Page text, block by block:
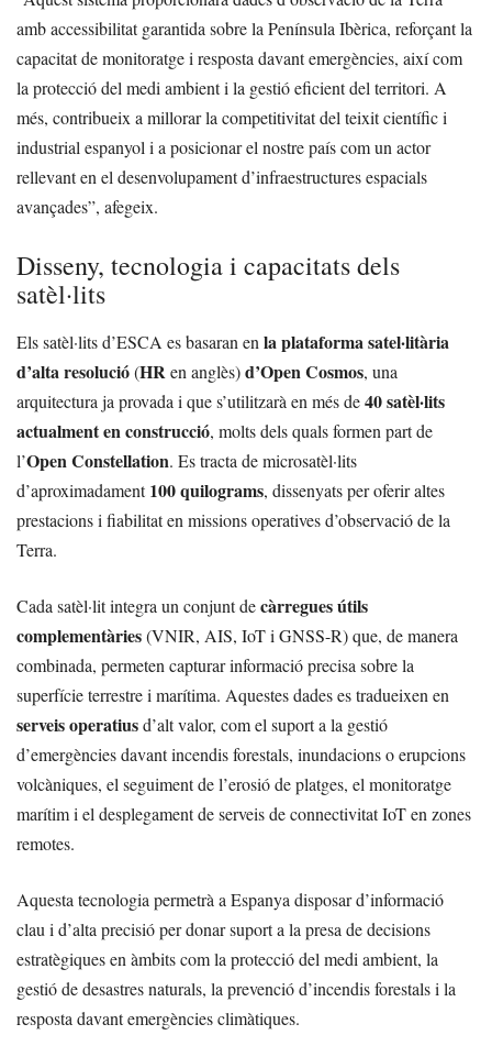
amb accessibilitat garantida sobre la Península Ibèrica, reforçant la
capacitat de monitoratge i resposta davant emergències, així com
la protecció del medi ambient i la gestió eficient del territori. A
més, contribueix a millorar la competitivitat del teixit científic i
industrial espanyol i a posicionar el nostre país com un actor
rellevant en el desenvolupament d’infraestructures espacials
avançades”, afegeix.
Disseny, tecnologia i capacitats dels
satèl·lits
Els satèl·lits d’ESCA es basaran en la plataforma satel·litària
d’alta resolució(HR en anglès)d’Open Cosmos, una
arquitectura ja provada i que s’utilitzarà en més de40 satèl·lits
actualment en construcció, molts dels quals formen part de
l’Open Constellation. Es tracta de microsatèl·lits
d’aproximadament100 quilograms, dissenyats per oferir altes
prestacions i fiabilitat en missions operatives d’observació de la
Terra.
Cada satèl·lit integra un conjunt decàrregues útils
complementàries(VNIR, AIS, IoT i GNSS-R) que, de manera
combinada, permeten capturar informació precisa sobre la
superfície terrestre i marítima. Aquestes dades es tradueixen en
serveis operatiusd’alt valor, com el suport a la gestió
d’emergències davant incendis forestals, inundacions o erupcions
volcàniques, el seguiment de l’erosió de platges, el monitoratge
marítim i el desplegament de serveis de connectivitat IoT en zones
remotes.
Aquesta tecnologia permetrà a Espanya disposar d’informació
clau i d’alta precisió per donar suport a la presa de decisions
estratègiques en àmbits com la protecció del medi ambient, la
gestió de desastres naturals, la prevenció d’incendis forestals i la
resposta davant emergències climàtiques.